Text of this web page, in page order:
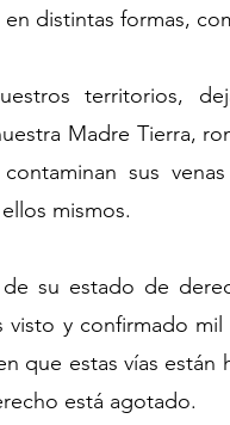
distintas formas,
territorios,
Madre Tierra,
sus
mismos.
su estado de
y confirmado
que estas vías
está agotado.